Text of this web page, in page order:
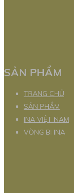
SẢN PHẨM
TRANG CHỦ
SẢN PHẨM
INA VIỆT NAM
VÒNG BI INA